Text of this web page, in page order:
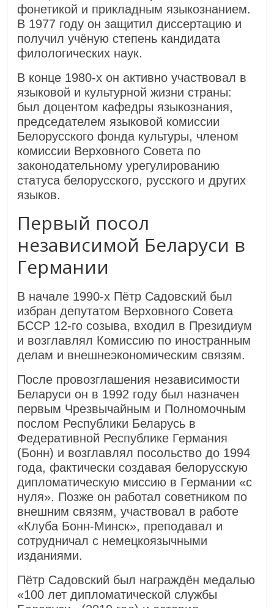
фонетикой и прикладным языкознанием.
В 1977 году он защитил диссертацию и
получил учёную степень кандидата
филологических наук.
В конце 1980-х он активно участвовал в
языковой и культурной жизни страны:
был доцентом кафедры языкознания,
председателем языковой комиссии
Белорусского фонда культуры, членом
комиссии Верховного Совета по
законодательному урегулированию
статуса белорусского, русского и других
языков.
Первый посол
независимой Беларуси в
Германии
В начале 1990-х Пётр Садовский был
избран депутатом Верховного Совета
БССР 12-го созыва, входил в Президиум
и возглавлял Комиссию по иностранным
делам и внешнеэкономическим связям.
После провозглашения независимости
Беларуси он в 1992 году был назначен
первым Чрезвычайным и Полномочным
послом Республики Беларусь в
Федеративной Республике Германия
(Бонн) и возглавлял посольство до 1994
года, фактически создавая белорусскую
дипломатическую миссию в Германии «с
нуля». Позже он работал советником по
внешним связям, участвовал в работе
«Клуба Бонн-Минск», преподавал и
сотрудничал с немецкоязычными
изданиями.
Пётр Садовский был награждён медалью
«100 лет дипломатической службы